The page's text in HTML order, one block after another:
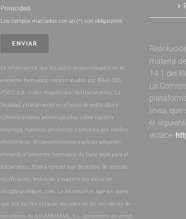
Privacidad.
Los campos marcados con un (*) son obligatorios.
Le informamos que los datos proporcionados en el
presente formulario serán tratados por BRAS DEL
PORT, S.A. como responsable del tratamiento. La
finalidad y tratamiento es el envío de publicidad y
comunicaciones personalizadas sobre nuestra
empresa, nuestros productos y servicios por medios
electrónicos. El consentimiento explícito adquirido
enviando el presente formulario da base legal para el
tratamiento. Podrá ejercer sus derechos de acceso,
rectificación, limitación y suprimir los datos en
info@brasdelport.com. Le informamos que los datos
que nos facilita estarán ubicados en los servidores de
servidores de ACUMBAMAIL, S.L. (proveedor de email
materia
14.1 del
La
línea, que
el
enlace: